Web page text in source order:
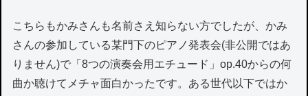
こちらもかみさんも名前さえ知らない方でしたが、かみ
さんの参加している某門下のピアノ発表会(非公開ではあ
りません)で「8つの演奏会用エチュード」op.40からの何
曲か聴けてメチャ面白かったです。ある世代以下ではか